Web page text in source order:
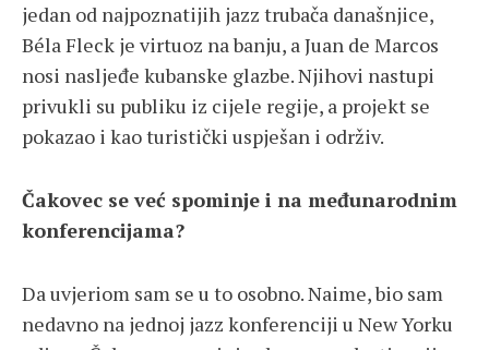
jedan od najpoznatijih jazz trubača današnjice,
Béla Fleck je virtuoz na banju, a Juan de Marcos
nosi nasljeđe kubanske glazbe. Njihovi nastupi
privukli su publiku iz cijele regije, a projekt se
pokazao i kao turistički uspješan i održiv.
Čakovec se već spominje i na međunarodnim
konferencijama?
Da uvjeriom sam se u to osobno. Naime, bio sam
nedavno na jednoj jazz konferenciji u New Yorku